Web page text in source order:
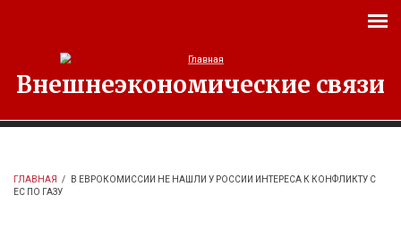
Внешнеэкономические связи
ГЛАВНАЯ /
В ЕВРОКОМИССИИ НЕ НАШЛИ У РОССИИ ИНТЕРЕСА К КОНФЛИКТУ С
ЕС ПО ГАЗУ